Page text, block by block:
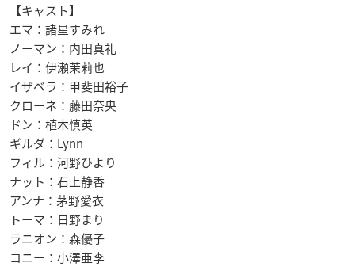
【キャスト】
エマ：諸星すみれ
ノーマン：内田真礼
レイ：伊瀬茉莉也
イザベラ：甲斐田裕子
クローネ：藤田奈央
ドン：植木慎英
ギルダ：Lynn
フィル：河野ひより
ナット：石上静香
アンナ：茅野愛衣
トーマ：日野まり
ラニオン：森優子
コニー：小澤亜李